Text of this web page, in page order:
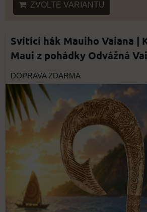
ZVOLTE VARIANTU
Svítící hák Mauiho Vaiana |
Maui z pohádky Odvážná
DOPRAVA ZDARMA